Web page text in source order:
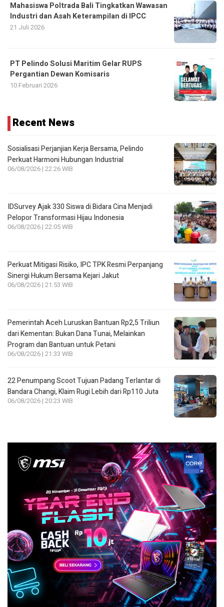
Mahasiswa Poltrada Bali Tingkatkan Wawasan
Industri dan Asah Keterampilan di IPCC
21 Juli 2026
PT Pelindo Solusi Maritim Gelar RUPS
Pergantian Dewan Komisaris
10 Februari 2026
Recent News
Sosialisasi Perjanjian Kerja Bersama, Pelindo
Perkuat Harmoni Hubungan Industrial
06/08/2026 | 22:26 WIB
IDSurvey Ajak 330 Siswa di Bidara Cina Menjadi
Pelopor Transformasi Hijau Indonesia
06/08/2026 | 22:05 WIB
Perkuat Mitigasi Risiko, IPC TPK Resmi Perpanjang
Sinergi Hukum Bersama Kejari Jakut
06/08/2026 | 21:53 WIB
Pemerintah Aceh Luruskan Bantuan Rp2,5 Triliun
dari Kementan: Bukan Dana Tunai, Melainkan
Program dan Bantuan untuk Petani
06/08/2026 | 21:33 WIB
22 Penumpang Scoot Tujuan Padang Terlantar di
Bandara Changi, Klaim Rugi Lebih dari Rp110 Juta
06/08/2026 | 20:23 WIB